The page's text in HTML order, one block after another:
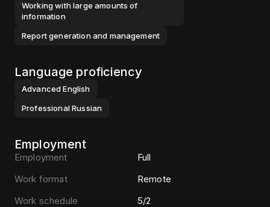
Working with large amounts of
information
Report generation and management
Language proficiency
Advanced English
ProfessionalRussian
Employment
Employment
Full
Work format
Remote
Work schedule
5/2